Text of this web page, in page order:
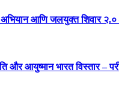
आणि जलयुक्त शिवार २.०
और आयुष्मान भारत विस्तार –